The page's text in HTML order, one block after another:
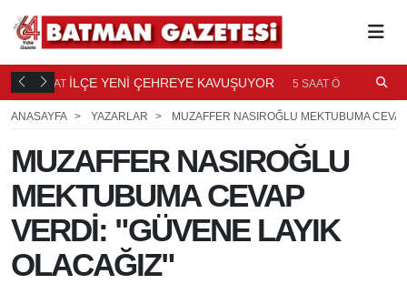
5 SAAT İLÇE YENİ ÇEHREYE KAVUŞUYOR 5 SAAT ÖNCE
ANASAYFA
YAZARLAR MUZAFFER NASIROĞLU MEKTUBUMA
MUZAFFER NASIROĞLU
MEKTUBUMA CEVAP
VERDİ: "GÜVENE LAYIK
OLACAĞIZ"